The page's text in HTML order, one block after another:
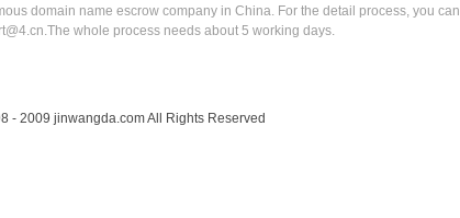
domain name escrow company in China. For the detail process, you can
whole process needs about 5 working days.
- 2009 jinwangda.com All Rights Reserved